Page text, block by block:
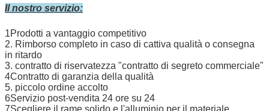
saldatura a laser, saldatura a fondo, saldatura
ad arco argonico, tornitura CNC,
lavorazione a macinazione superficiale,
lavorazione a macinazione cilindrica,
Il nostro servizio:
1Prodotti a vantaggio competitivo
2. Rimborso completo in caso di cattiva qualità o consegna
in ritardo
3. contratto di riservatezza "contratto di segreto commerciale"
4Contratto di garanzia della qualità
5. piccolo ordine accolto
6Servizio post-vendita 24 ore su 24
7Scegliere il rame solido e l'alluminio per il materiale